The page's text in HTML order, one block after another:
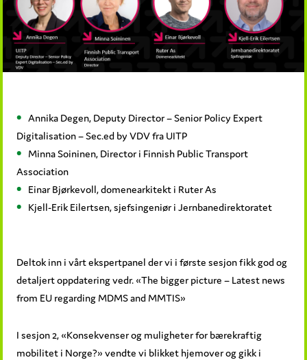
Annika Degen, Deputy Director – Senior Policy Expert
Digitalisation – Sec.ed by VDV fra UITP
Minna Soininen, Director i Finnish Public Transport
Association
Einar Bjørkevoll, domenearkitekt i Ruter As
Kjell-Erik Eilertsen, sjefsingeniør i Jernbanedirektoratet
Deltok inn i vårt ekspertpanel der vi i første sesjon fikk god og
detaljert oppdatering vedr. «The bigger picture – Latest news
from EU regarding MDMS and MMTIS»
I sesjon 2, «Konsekvenser og muligheter for bærekraftig
mobilitet i Norge?» vendte vi blikket hjemover og gikk i